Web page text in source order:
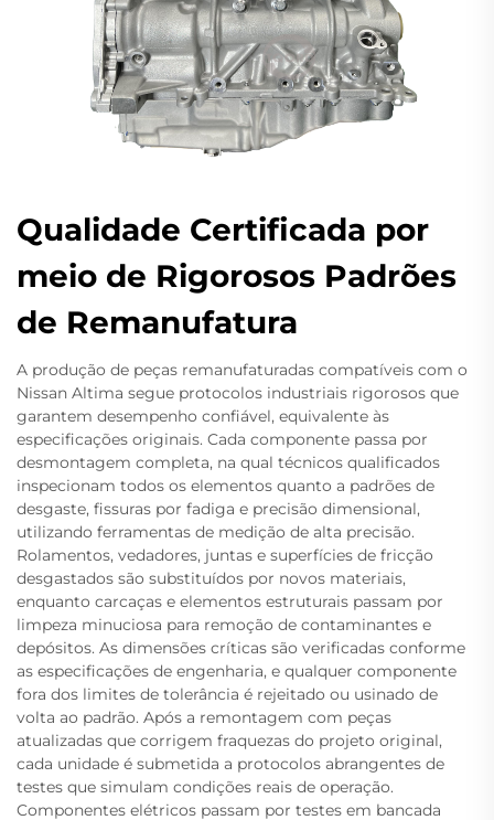
Qualidade Certificada por
meio de Rigorosos Padrões
de Remanufatura
A produção de peças remanufaturadas compatíveis com o
Nissan Altima segue protocolos industriais rigorosos que
garantem desempenho confiável, equivalente às
especificações originais. Cada componente passa por
desmontagem completa, na qual técnicos qualificados
inspecionam todos os elementos quanto a padrões de
desgaste, fissuras por fadiga e precisão dimensional,
utilizando ferramentas de medição de alta precisão.
Rolamentos, vedadores, juntas e superfícies de fricção
desgastados são substituídos por novos materiais,
enquanto carcaças e elementos estruturais passam por
limpeza minuciosa para remoção de contaminantes e
depósitos. As dimensões críticas são verificadas conforme
as especificações de engenharia, e qualquer componente
fora dos limites de tolerância é rejeitado ou usinado de
volta ao padrão. Após a remontagem com peças
atualizadas que corrigem fraquezas do projeto original,
cada unidade é submetida a protocolos abrangentes de
testes que simulam condições reais de operação.
Componentes elétricos passam por testes em bancada